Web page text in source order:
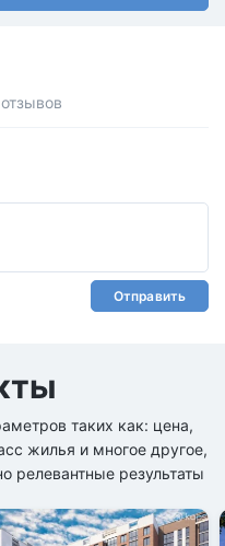
Отправить
таких как: цена,
жилья и многое другое,
релевантные результаты